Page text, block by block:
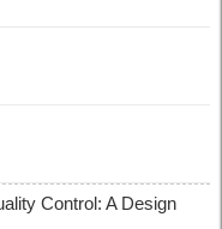
Control: A Design